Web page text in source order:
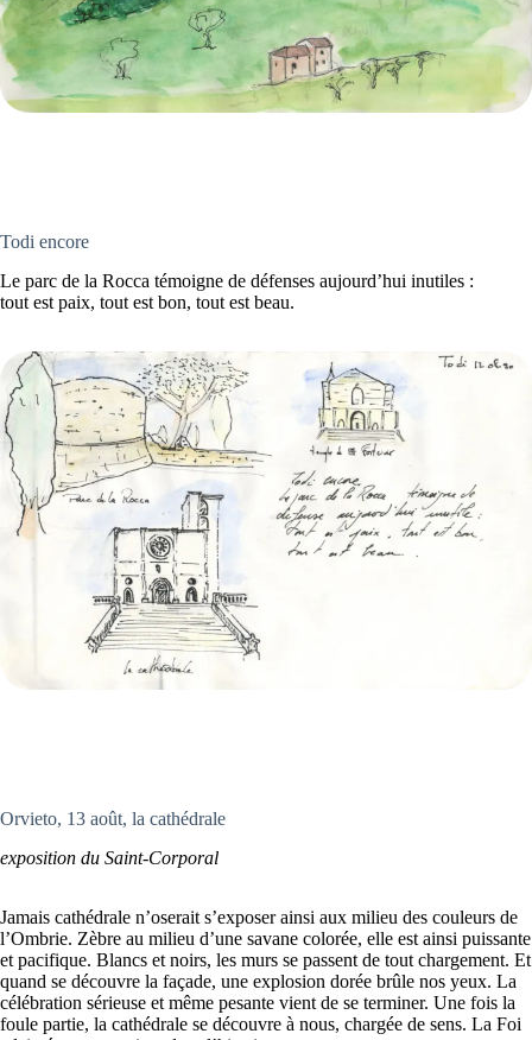
Todi encore
Le parc de la Rocca témoigne de défenses aujourd’hui inutiles :
tout est paix, tout est bon, tout est beau.
Orvieto, 13 août, la cathédrale
exposition du Saint-Corporal
Jamais cathédrale n’oserait s’exposer ainsi aux milieu des couleurs de
l’Ombrie. Zèbre au milieu d’une savane colorée, elle est ainsi puissante
et pacifique. Blancs et noirs, les murs se passent de tout chargement. Et
quand se découvre la façade, une explosion dorée brûle nos yeux. La
célébration sérieuse et même pesante vient de se terminer. Une fois la
foule partie, la cathédrale se découvre à nous, chargée de sens. La Foi